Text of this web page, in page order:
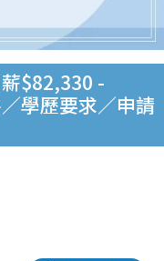
$82,330 -
學歷要求／申請